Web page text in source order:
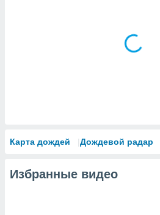
Карта дождей Дождевой радар
Избранные видео